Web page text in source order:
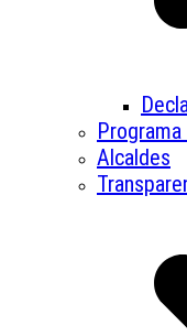
Alcaldes